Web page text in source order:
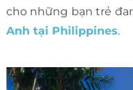
cho những bạn trẻ
Anh tại Philippines.